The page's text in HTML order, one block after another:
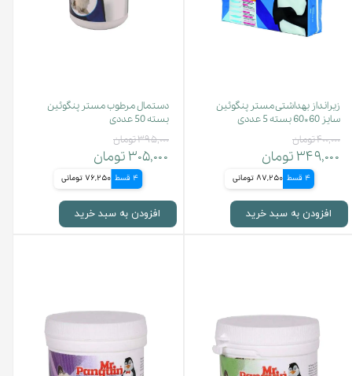
زیرانداز بهداشتی مستر پنگوئین
سایز 60*60 بسته 5 عددی
۴۰۰,۰۰۰ تومان
۳۴۹,۰۰۰ تومان
4 قسط 87,250 تومانی
افزودن به سبد خرید
دستمال مرطوب مستر پنگوئین
بسته 50 عددی
۳۹۵,۰۰۰ تومان
۳۰۵,۰۰۰ تومان
4 قسط 76,250 تومانی
افزودن به سبد خرید